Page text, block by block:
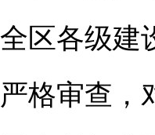
全区各级建
严格审查，